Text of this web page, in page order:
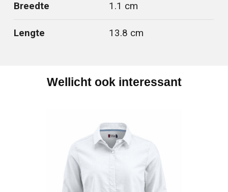
Breedte 1.1 cm
Lengte 13.8 cm
Wellicht ook interessant